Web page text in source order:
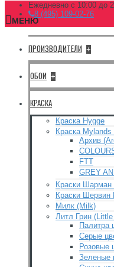
Ежедневно с 10:00 до
8 (495) 109-02-76
МЕНЮ
ПРОИЗВОДИТЕЛИ +
ОБОИ +
КРАСКА
Краска Hygge
Краска Mylands
Архив
FTT
GREY
Краски Шарман
Краски Шервин
Милк (Milk)
Литл Грин
Палитра
Серые
Розовые
Зеленые